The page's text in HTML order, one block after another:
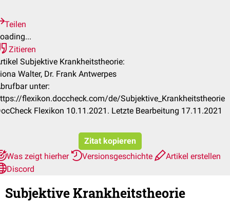
Teilen
Zitieren
Subjektive Krankheitstheorie:
Walter, Dr. Frank Antwerpes
unter:
flexikon.doccheck.com/de/Subjektive_Krankheitstheorie
Flexikon 10.11.2021. Letzte Bearbeitung 17.11.2021
Zitat kopieren
Was zeigt hierher
Versionsgeschichte
Artikel erstellen
Discord
Subjektive Krankheitstheorie